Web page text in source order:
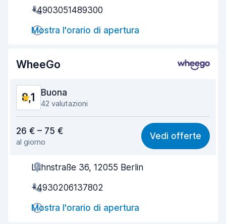
Rapidità del ritiro
Rapidità della riconsegna
+4903051489300
Mostra l'orario di apertura
WheeGo
8,1 Buona
42 valutazioni
7,4
Facile da trovare 8,6
Gentilezza degli agenti
Rapidità del ritiro
Rapidità della riconsegna
26 € – 75 €
al giorno
Vedi offerte
Lahnstraße 36, 12055 Berlin
+4930206137802
Mostra l'orario di apertura